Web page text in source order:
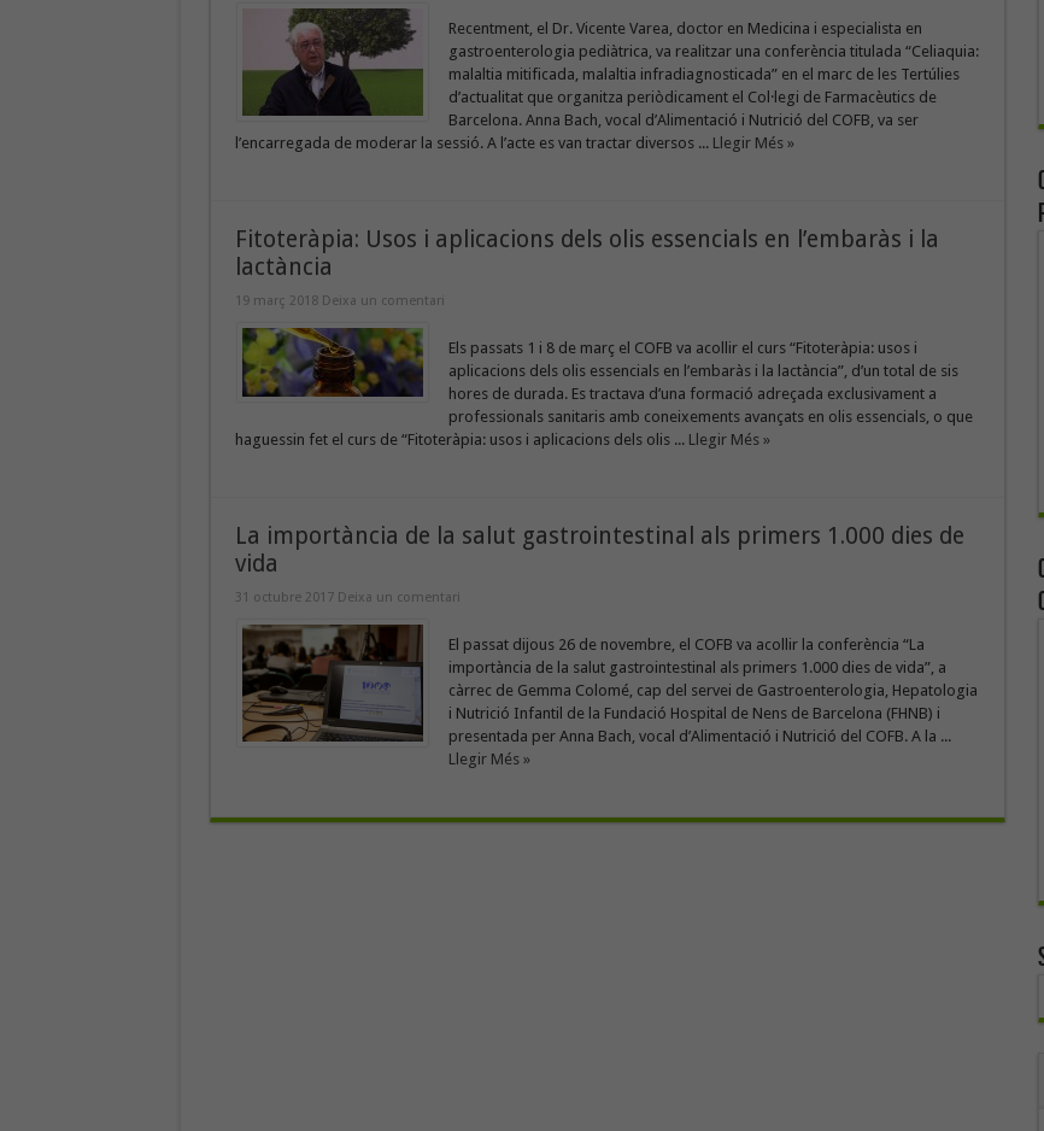
Recentment, el Dr. Vicente Varea, doctor en Medicina i especialista en
gastroenterologia pediàtrica, va realitzar una conferència titulada “Celiaquia:
malaltia mitificada, malaltia infradiagnosticada” en el marc de les Tertúlies
d’actualitat que organitza periòdicament el Col·legi de Farmacèutics de
Barcelona. Anna Bach, vocal d’Alimentació i Nutrició del COFB, va ser
l’encarregada de moderar la sessió. A l’acte es van tractar diversos ... Llegir Més »
Fitoteràpia: Usos i aplicacions dels olis essencials en l’embaràs i la
lactància
19 març 2018 Deixa un comentari
Els passats 1 i 8 de març el COFB va acollir el curs “Fitoteràpia: usos i
aplicacions dels olis essencials en l’embaràs i la lactància”, d’un total de sis
hores de durada. Es tractava d’una formació adreçada exclusivament a
professionals sanitaris amb coneixements avançats en olis essencials, o que
haguessin fet el curs de “Fitoteràpia: usos i aplicacions dels olis ... Llegir Més »
La importància de la salut gastrointestinal als primers 1.000 dies de
vida
31 octubre 2017 Deixa un comentari
El passat dijous 26 de novembre, el COFB va acollir la conferència “La
importància de la salut gastrointestinal als primers 1.000 dies de vida”, a
càrrec de Gemma Colomé, cap del servei de Gastroenterologia, Hepatologia
i Nutrició Infantil de la Fundació Hospital de Nens de Barcelona (FHNB) i
presentada per Anna Bach, vocal d’Alimentació i Nutrició del COFB. A la ...
Llegir Més »